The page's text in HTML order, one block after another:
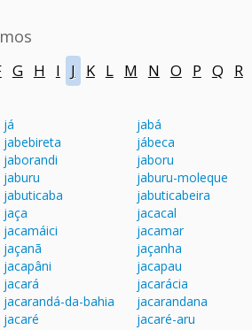
G H I J K L M N O P Q R
já jabá
jabebireta jábeca
jaborandi jaboru
jaburu jaburu-moleque
jabuticaba jabuticabeira
jaça jacacal
jacamáici jacamar
jaçanã jaçanha
jacapâni jacapau
jacará jacarácia
jacarandá-da-bahia jacarandana
jacaré jacaré-aru